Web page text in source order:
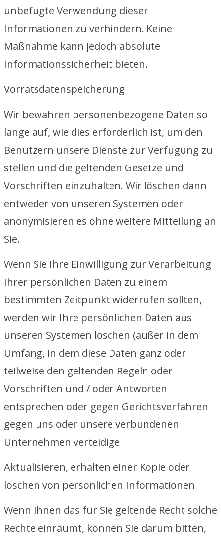
unbefugte Verwendung dieser
Informationen zu verhindern. Keine
Maßnahme kann jedoch absolute
Informationssicherheit bieten.
Vorratsdatenspeicherung
Wir bewahren personenbezogene Daten so
lange auf, wie dies erforderlich ist, um den
Benutzern unsere Dienste zur Verfügung zu
stellen und die geltenden Gesetze und
Vorschriften einzuhalten. Wir löschen dann
entweder von unseren Systemen oder
anonymisieren es ohne weitere Mitteilung an
Sie.
Wenn Sie Ihre Einwilligung zur Verarbeitung
Ihrer persönlichen Daten zu einem
bestimmten Zeitpunkt widerrufen sollten,
werden wir Ihre persönlichen Daten aus
unseren Systemen löschen (außer in dem
Umfang, in dem diese Daten ganz oder
teilweise den geltenden Regeln oder
Vorschriften und / oder Antworten
entsprechen oder gegen Gerichtsverfahren
gegen uns oder unsere verbundenen
Unternehmen verteidige
Aktualisieren, erhalten einer Kopie oder
löschen von persönlichen Informationen
Wenn Ihnen das für Sie geltende Recht solche
Rechte einräumt, können Sie darum bitten,